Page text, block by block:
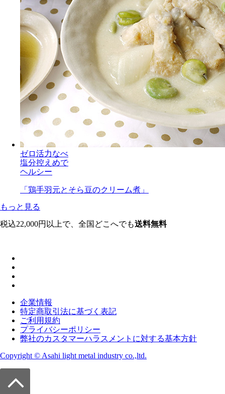
ゼロ活力なべ
塩分控えめで
ヘルシー
「鶏手羽元とそら豆のクリーム煮」
もっと見る
税込22,000円以上で、全国どこへでも送料無料
企業情報
特定商取引法に基づく表記
ご利用規約
プライバシーポリシー
弊社のカスタマーハラスメントに対する基本方針
Copyright © Asahi light metal industry co.,ltd.